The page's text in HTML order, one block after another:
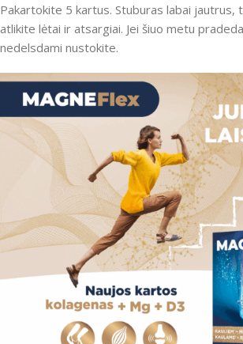
Pakartokite 5 kartus. Stuburas labai jautrus,
atlikite lėtai ir atsargiai. Jei šiuo metu
nedelsdami nustokite.